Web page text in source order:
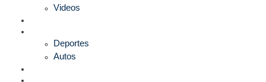
Videos
Deportes
Autos